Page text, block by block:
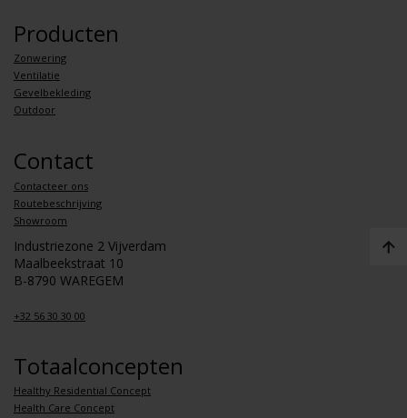
Producten
Zonwering
Ventilatie
Gevelbekleding
Outdoor
Contact
Contacteer ons
Routebeschrijving
Showroom
Industriezone 2 Vijverdam
Maalbeekstraat 10
B-8790 WAREGEM
+32 56 30 30 00
Totaalconcepten
Healthy Residential Concept
Health Care Concept